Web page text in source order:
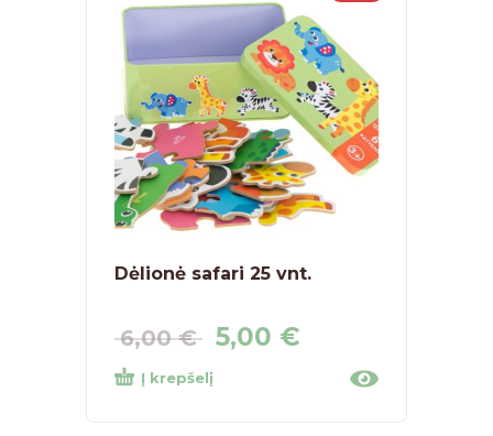
Dėlionė safari 25 vnt.
6,00€ 5,00 €
Į krepšelį